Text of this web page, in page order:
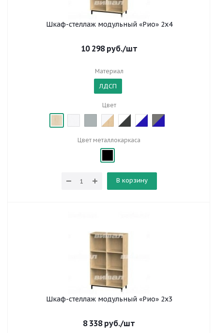
Шкаф-стеллаж модульный «Рио» 2х4
10 298руб./шт
Материал
ЛДСП
Цвет
Цвет металлокаркаса
В корзину
Шкаф-стеллаж модульный «Рио» 2х3
8 338руб./шт